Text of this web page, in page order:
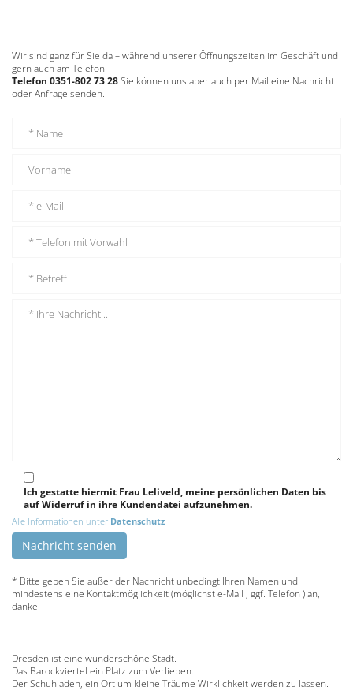
Wir sind ganz für Sie da – während unserer Öffnungszeiten im Geschäft und
gern auch am Telefon.
Telefon 0351-802 73 28Sie können uns aber auch per Mail eine Nachricht
oder Anfrage senden.
Ich gestatte hiermit Frau Leliveld, meine persönlichen Daten bis
auf Widerruf in ihre Kundendatei aufzunehmen.
Alle Informationen unter Datenschutz
Nachricht senden
* Bitte geben Sie außer der Nachricht unbedingt Ihren Namen und
mindestens eine Kontaktmöglichkeit (möglichst e-Mail , ggf. Telefon ) an,
danke!
Dresden ist eine wunderschöne Stadt.
Das Barockviertel ein Platz zum Verlieben.
Der Schuhladen, ein Ort um kleine Träume Wirklichkeit werden zu lassen.